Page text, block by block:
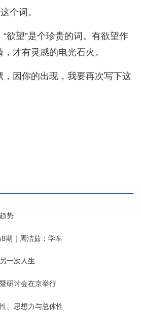
个词。
欲望”是个珍贵的词。有欲望作
才有灵感的电光石火。
，因你的出现，我要再次写下这
势
8期｜周洁茹：学车
一次人生
研讨会在京举行
、思想力与总体性